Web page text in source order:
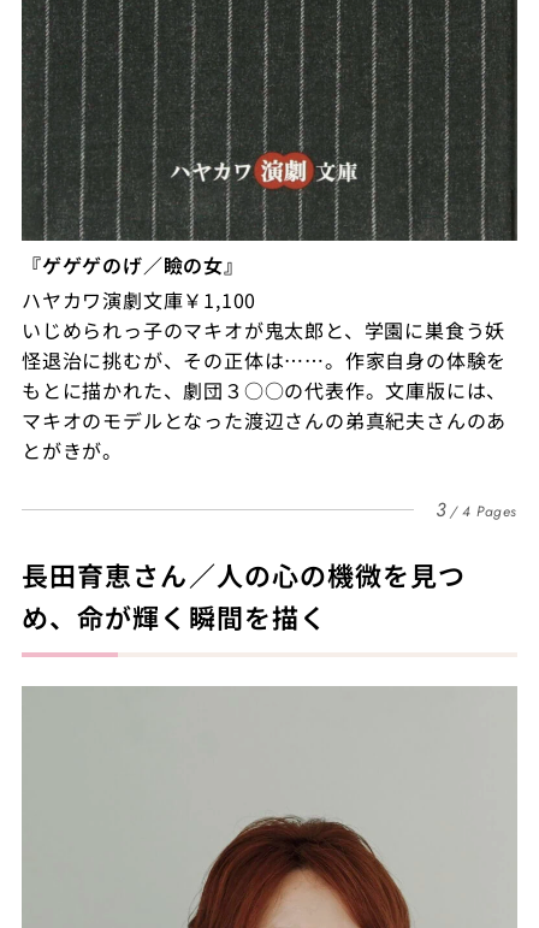
『ゲゲゲのげ／瞼の女』
ハヤカワ演劇文庫￥1,100
いじめられっ子のマキオが鬼太郎と、学園に巣食う妖
怪退治に挑むが、その正体は……。作家自身の体験を
もとに描かれた、劇団３○○の代表作。文庫版には、
マキオのモデルとなった渡辺さんの弟真紀夫さんのあ
とがきが。
3 4 Pages
長田育恵さん／人の心の機微を見つ
め、命が輝く瞬間を描く